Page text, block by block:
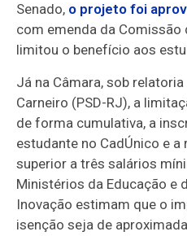
Senado, o projeto foi
com emenda da Comissão
limitou o benefício aos
Já na Câmara, sob
Carneiro (PSD-RJ), a
de forma cumulativa, a
estudante no CadÚnico e
superior a três salários
Ministérios da Educação e
Inovação estimam que o
isenção seja de